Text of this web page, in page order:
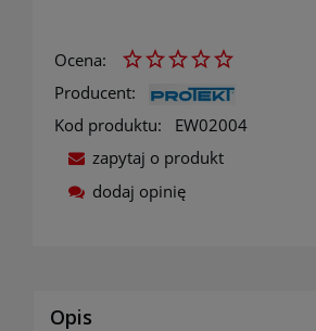
Ocena:
Producent:
Kod produktu:
EW02004
zapytaj o produkt
dodaj opinię
Opis